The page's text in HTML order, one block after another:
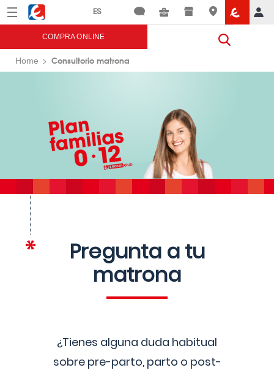
Menú Eroski
COMPRA ONLINE
Home Consultorio matrona
Pregunta a tu
matrona
¿Tienes alguna duda habitual
sobre pre-parto, parto o post-